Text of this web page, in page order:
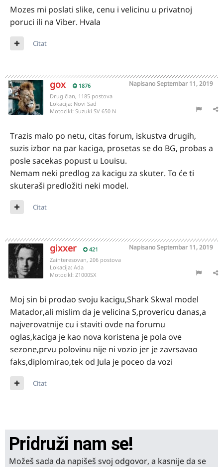
Mozes mi poslati slike, cenu i velicinu u privatnoj
poruci ili na Viber. Hvala
Citat
gox 1876 NapisanoSeptembar 11, 2019
Drug član, 1185 postova
Lokacija: Novi Sad
Motocikl: Suzuki SV 650 N
Trazis malo po netu, citas forum, iskustva drugih,
suzis izbor na par kaciga, prosetas se do BG, probas a
posle sacekas popust u Louisu.
Nemam neki predlog za kacigu za skuter. To će ti
skuteraši predložiti neki model.
Citat
gixxer 421 NapisanoSeptembar 11, 2019
Zainteresovan, 206 postova
Lokacija: Ada
Motocikl: Z1000SX
Moj sin bi prodao svoju kacigu,Shark Skwal model
Matador,ali mislim da je velicina S,provericu danas,a
najverovatnije cu i staviti ovde na forumu
oglas,kaciga je kao nova koristena je pola ove
sezone,prvu polovinu nije ni vozio jer je zavrsavao
faks,diplomirao,tek od Jula je poceo da vozi
Citat
Pridruži nam se!
Možeš sada da napišeš svoj odgovor, a kasnije da se